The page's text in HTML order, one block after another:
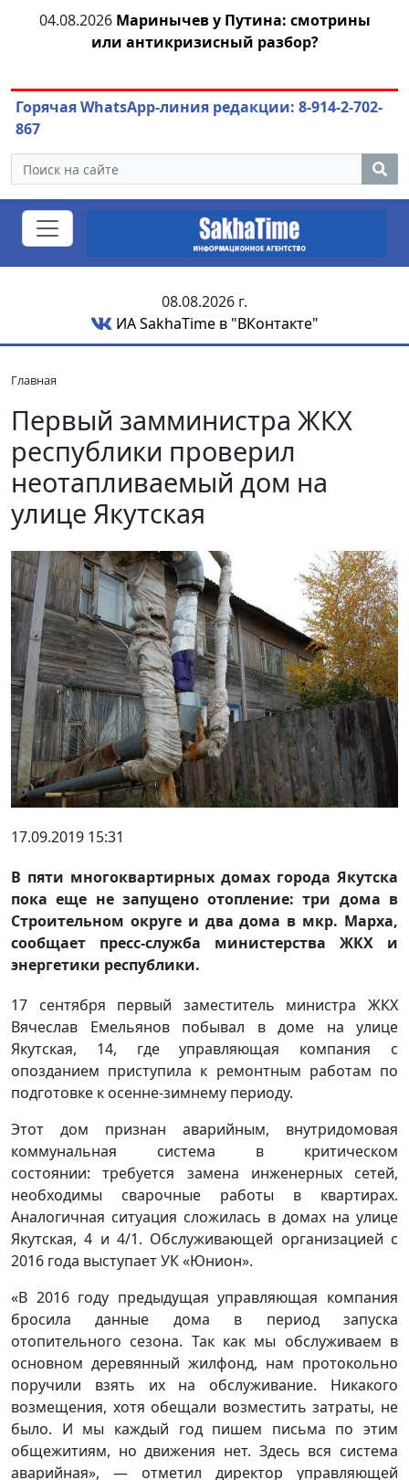
04.08.2026 Маринычев у Путина: смотрины
или антикризисный разбор?
Горячая WhatsApp-линия редакции: 8-914-2-702-
867
08.08.2026 г.
ИА SakhaTime в "ВКонтакте"
Главная
Первый замминистра ЖКХ
республики проверил
неотапливаемый дом на
улице Якутская
17.09.2019 15:31
В пяти многоквартирных домах города Якутска
пока еще не запущено отопление: три дома в
Строительном округе и два дома в мкр. Марха,
сообщает пресс-служба министерства ЖКХ и
энергетики республики.
17 сентября первый заместитель министра ЖКХ
Вячеслав Емельянов побывал в доме на улице
Якутская, 14, где управляющая компания с
опозданием приступила к ремонтным работам по
подготовке к осенне-зимнему периоду.
Этот дом признан аварийным, внутридомовая
коммунальная система в критическом
состоянии: требуется замена инженерных сетей,
необходимы сварочные работы в квартирах.
Аналогичная ситуация сложилась в домах на улице
Якутская, 4 и 4/1. Обслуживающей организацией с
2016 года выступает УК «Юнион».
«В 2016 году предыдущая управляющая компания
бросила данные дома в период запуска
отопительного сезона. Так как мы обслуживаем в
основном деревянный жилфонд, нам протокольно
поручили взять их на обслуживание. Никакого
возмещения, хотя обещали возместить затраты, не
было. И мы каждый год пишем письма по этим
общежитиям, но движения нет. Здесь вся система
аварийная», — отметил директор управляющей